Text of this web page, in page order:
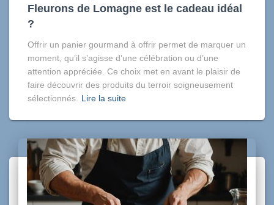
Fleurons de Lomagne est le cadeau idéal
?
Offrir un panier gourmand à offrir permet de marquer un
moment, qu’il s’agisse d’une célébration ou d’une
attention appréciée. Ce choix met en avant le plaisir de
faire découvrir des produits du terroir soigneusement
sélectionnés.
Lire la suite